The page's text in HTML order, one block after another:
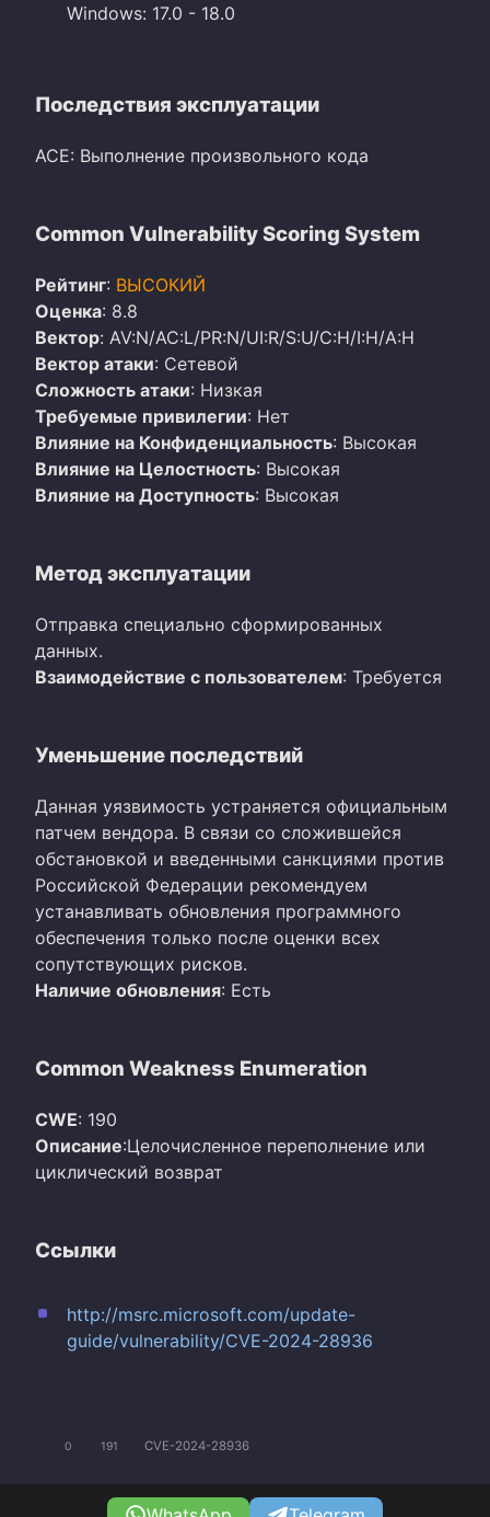
Windows: 17.0 - 18.0
Последствия эксплуатации
ACE: Выполнение произвольного кода
Common Vulnerability Scoring System
Рейтинг: ВЫСОКИЙ
Оценка: 8.8
Вектор: AV:N/AC:L/PR:N/UI:R/S:U/C:H/I:H/A:H
Вектор атаки: Сетевой
Сложность атаки: Низкая
Требуемые привилегии: Нет
Влияние на Конфиденциальность: Высокая
Влияние на Целостность: Высокая
Влияние на Доступность: Высокая
Метод эксплуатации
Отправка специально сформированных
данных.
Взаимодействие с пользователем: Требуется
Уменьшение последствий
Данная уязвимость устраняется официальным
патчем вендора. В связи со сложившейся
обстановкой и введенными санкциями против
Российской Федерации рекомендуем
устанавливать обновления программного
обеспечения только после оценки всех
сопутствующих рисков.
Наличие обновления: Есть
Common Weakness Enumeration
CWE: 190
Описание:Целочисленное переполнение или
циклический возврат
Ссылки
http://msrc.microsoft.com/update-
guide/vulnerability/CVE-2024-28936
0 191 CVE-2024-28936